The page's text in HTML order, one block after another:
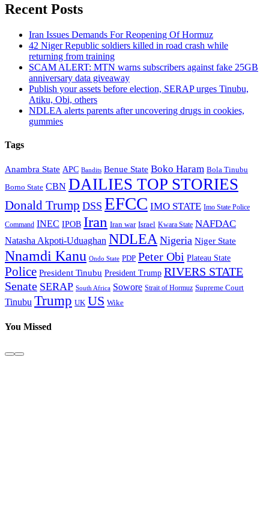
Recent Posts
Iran Issues Demands For Reopening Of Hormuz
42 Niger Republic soldiers killed in road crash while
returning from training
SCAM ALERT: MTN warns subscribers against fake 25GB
anniversary data giveaway
Publish your assets before election, SERAP urges Tinubu,
Atiku, Obi, others
NDLEA alerts parents after uncovering drugs in cookies,
gummies
Tags
Anambra State APC Bandits Benue State Boko Haram Bola Tinubu
Borno State CBN DAILIES TOP STORIES
Donald Trump DSS EFCC IMO STATE Imo State Police
Command INEC IPOB Iran Iran war Israel Kwara State NAFDAC
Natasha Akpoti-Uduaghan NDLEA Nigeria Niger State
Nnamdi Kanu Ondo State PDP Peter Obi Plateau State
Police President Tinubu President Trump RIVERS STATE
Senate SERAP South Africa Sowore Strait of Hormuz Supreme Court
Tinubu Trump UK US Wike
You Missed